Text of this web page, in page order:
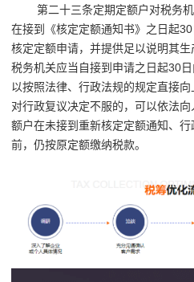
第二十三条定期定额户对税务机
在接到《核定定额通知书》之日起
核定定额申请，并提供足以说明其
税务机关应当自接到申请之日起30
以按照法律、行政法规的规定直接向
对行政复议决定不服的，可以依法
额户在未接到重新核定定额通知、
前，仍按原定额缴纳税款。